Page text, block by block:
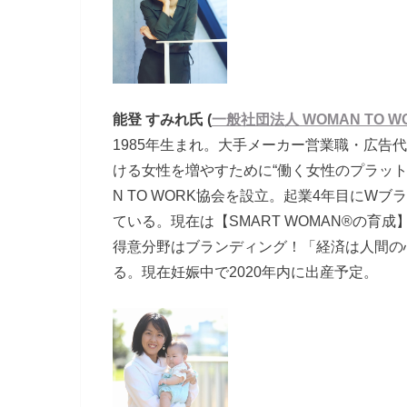
能登 すみれ氏 (一般社団法人 WOMAN TO
1985年生まれ。大手メーカー営業職・広告
ける女性を増やすために“働く女性のプラッ
N TO WORK協会を設立。起業4年目にWブ
ている。現在は【SMART WOMAN®の育成
得意分野はブランディング！「経済は人間
る。現在妊娠中で2020年内に出産予定。